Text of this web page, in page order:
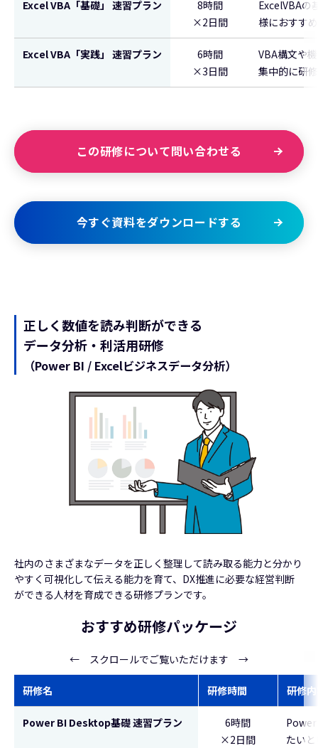
Excel VBA「基礎」 速習プラン
8時間
×2日間
ExcelVBAの
様におすす
Excel VBA「実践」 速習プラン
6時間
×3日間
VBA構文や
集中的に研
この研修について問い合わせる
今すぐ資料をダウンロードする
正しく数値を読み判断ができる
データ分析・利活用研修
（Power BI / Excelビジネスデータ分析）
社内のさまざまなデータを正しく整理して読み取る能力と分かり
やすく可視化して伝える能力を育て、DX推進に必要な経営判断
ができる人材を育成できる研修プランです。
おすすめ研修パッケージ
← スクロールでご覧いただけます →
研修名 研修時間 研修
Power BI Desktop基礎 速習プラン
6時間
×2日間
たい